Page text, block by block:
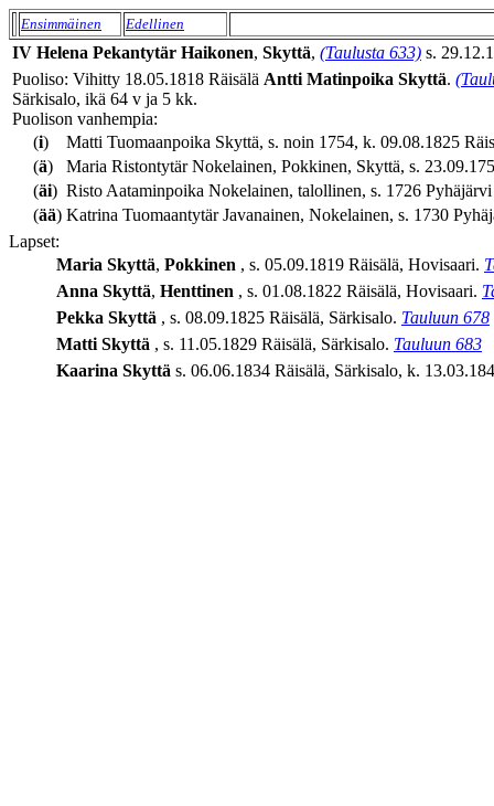
Ensimmäinen Edellinen
IV Helena Pekantytär Haikonen, Skyttä, (Taulusta 633) s.
Puoliso: Vihitty 18.05.1818 Räisälä Antti Matinpoika Skyttä.
Särkisalo, ikä 64 v ja 5 kk.
Puolison vanhempia:
(i)
Matti Tuomaanpoika Skyttä, s. noin 1754, k. 09.08.1825
(ä)
Maria Ristontytär Nokelainen, Pokkinen, Skyttä, s.
(äi) Risto Aataminpoika Nokelainen, talollinen, s. 1726
(ää) Katrina Tuomaantytär Javanainen, Nokelainen, s. 1730
Lapset:
Maria Skyttä, Pokkinen , s. 05.09.1819 Räisälä, Hovisaari.
Anna Skyttä, Henttinen , s. 01.08.1822 Räisälä, Hovisaari.
Pekka Skyttä , s. 08.09.1825 Räisälä, Särkisalo. Tauluun 678
Matti Skyttä , s. 11.05.1829 Räisälä, Särkisalo. Tauluun 683
Kaarina Skyttä s. 06.06.1834 Räisälä, Särkisalo, k.